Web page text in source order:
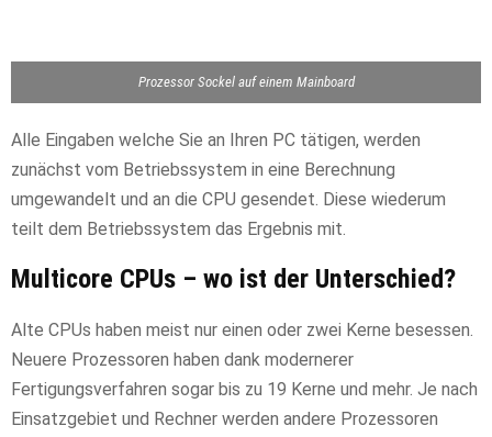
Prozessor Sockel auf einem Mainboard
Alle Eingaben welche Sie an Ihren PC tätigen, werden
zunächst vom Betriebssystem in eine Berechnung
umgewandelt und an die CPU gesendet. Diese wiederum
teilt dem Betriebssystem das Ergebnis mit.
Multicore CPUs – wo ist der Unterschied?
Alte CPUs haben meist nur einen oder zwei Kerne besessen.
Neuere Prozessoren haben dank modernerer
Fertigungsverfahren sogar bis zu 19 Kerne und mehr. Je nach
Einsatzgebiet und Rechner werden andere Prozessoren